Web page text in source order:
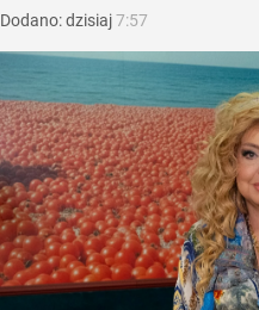
Dodano:dzisiaj7:57